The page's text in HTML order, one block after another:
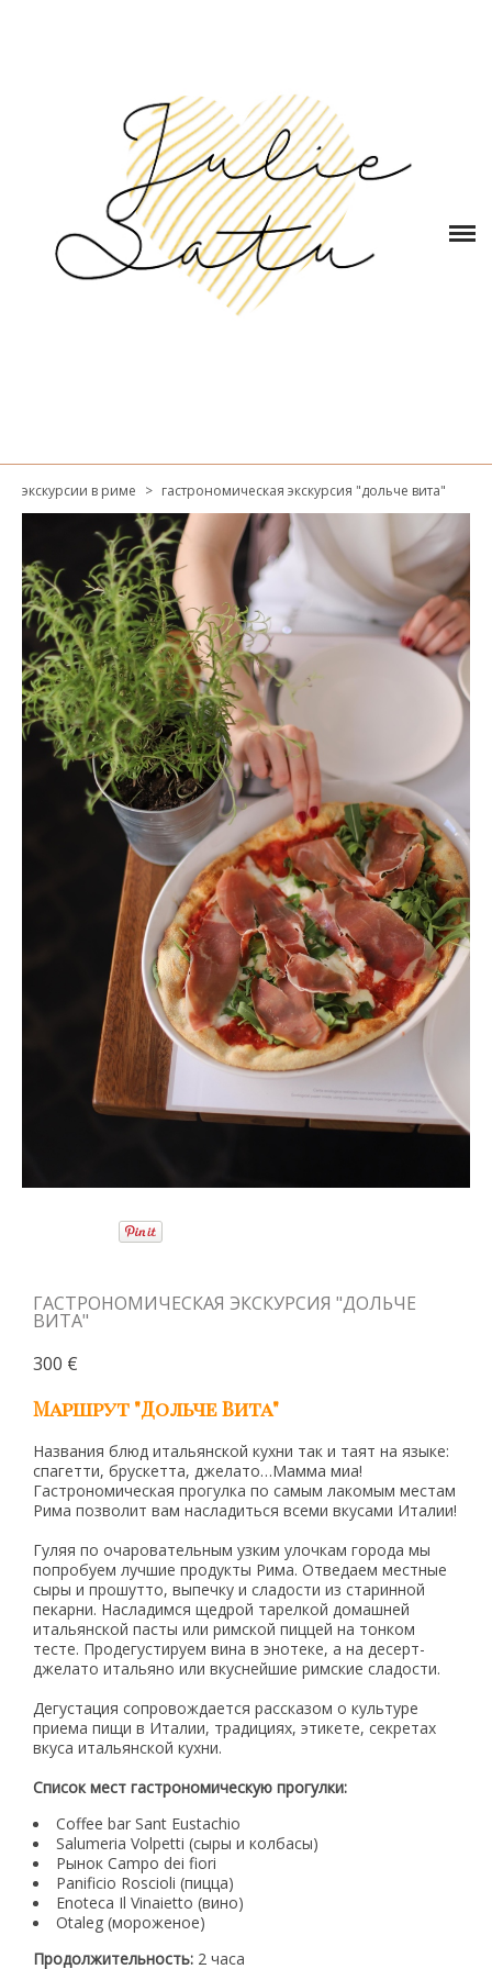
КОНТАКТЫ
ЭКСКУРСИИ в РИМЕ
БЛОГ
экскурсии в риме > гастрономическая экскурсия "дольче вита"
ГАСТРОНОМИЧЕСКАЯ ЭКСКУРСИЯ "ДОЛЬЧЕ
ВИТА"
300 €
Маршрут "Дольче Вита"
Названия блюд итальянской кухни так и таят на языке:
спагетти, брускетта, джелато…Мамма миа!
Гастрономическая прогулка по самым лакомым местам
Рима позволит вам насладиться всеми вкусами Италии!
Гуляя по очаровательным узким улочкам города мы
попробуем лучшие продукты Рима. Отведаем местные
сыры и прошутто, выпечку и сладости из старинной
пекарни. Насладимся щедрой тарелкой домашней
итальянской пасты или римской пиццей на тонком
тесте. Продегустируем вина в энотеке, а на десерт-
джелато итальяно или вкуснейшие римские сладости.
Дегустация сопровождается рассказом о культуре
приема пищи в Италии, традициях, этикете, секретах
вкуса итальянской кухни.
Список мест гастрономическую прогулки:
Coffee bar Sant Eustachio
Salumeria Volpetti (сыры и колбасы)
Рынок Campo dei fiori
Panificio Roscioli (пицца)
Enoteca Il Vinaietto (вино)
Otaleg (мороженое)
Продолжительность: 2 часа